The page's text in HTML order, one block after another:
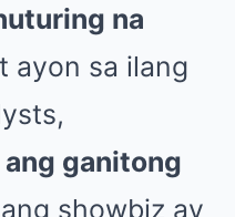
na
ayon sa ilang
ganitong
ang showbiz ay